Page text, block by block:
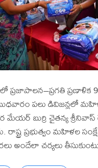
ప్రజాపాలన–ప్రగతి
పలు డివిజన్లలో
బుర్రి చైతన్య
ప్రభుత్వం మహిళల
అందేలా చర్యలు